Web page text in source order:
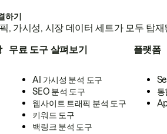
기
, 가시성, 시장 데이터 세트가 모두 탑
무료 도구 살펴보기
AI 가시성 분석 도구
SEO 분석 도구
웹사이트 트래픽 분석 도구
키워드 도구
백링크 분석 도구
플랫폼
통